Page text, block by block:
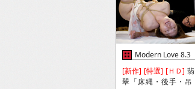
Modern Love 8.3
[新作] [特選] [ＨＤ] 翡
翠「床縄・後手・吊